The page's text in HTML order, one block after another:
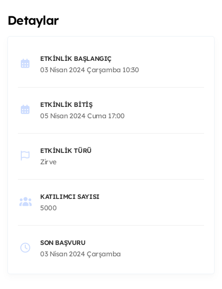
Detaylar
ETKINLIK BAŞLANGIÇ
03 Nisan 2024 Çarşamba 10:30
ETKINLIK BITIŞ
05 Nisan 2024 Cuma 17:00
ETKINLIK TÜRÜ
Zirve
KATILIMCI SAYISI
5000
SON BAŞVURU
03 Nisan 2024 Çarşamba